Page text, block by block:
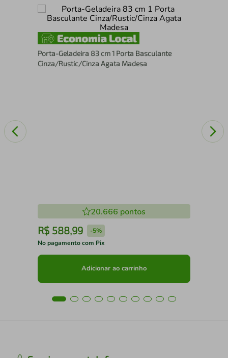
Porta-Geladeira 83 cm 1 Porta Basculante
Cinza/Rustic/Cinza Agata Madesa
20.666 pontos
R$ 588,99 -5%
No pagamento com Pix
Adicionar ao carrinho